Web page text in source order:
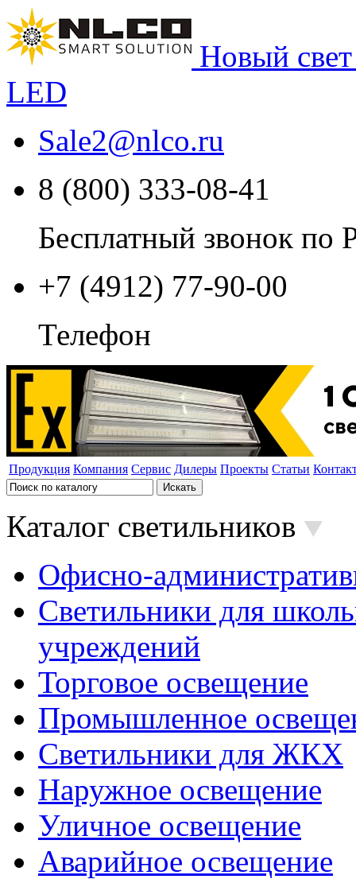
Новый
LED
Sale2@nlco.ru
8 (800) 333-08-41
Бесплатный звонок по
+7 (4912) 77-90-00
Телефон
Продукция Компания Сервис Дилеры Проекты Статьи
Каталог светильников
Офисно-
Светильники для
учреждений
Торговое освещение
Промышленное
Светильники для ЖКХ
Наружное освещение
Уличное освещение
Аварийное освещение